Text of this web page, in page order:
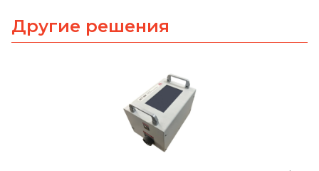
Другие решения